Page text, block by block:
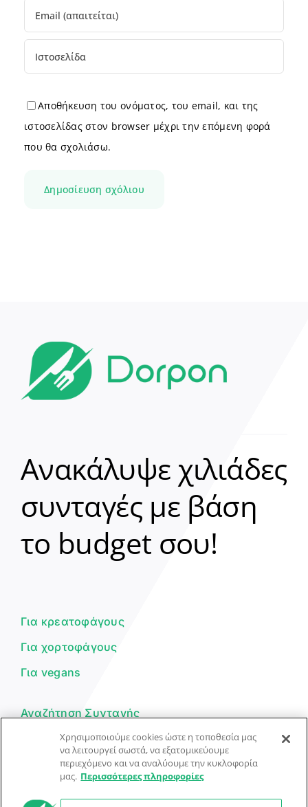
Αποθήκευση του ονόματος, του email, και της
ιστοσελίδας στον browser μέχρι την επόμενη φορά
που θα σχολιάσω.
Ανακάλυψε χιλιάδες
συνταγές με βάση
το budget σου!
Για κρεατοφάγους
Για χορτοφάγους
Για vegans
Αναζήτηση Συνταγής
Υποβολή Συνταγής
Φόρμα Επικοινωνίας
Χρησιμοποιούμε cookies ώστε η τοποθεσία μας
να λειτουργεί σωστά, να εξατομικεύουμε
περιεχόμενο και να αναλύουμε την κυκλοφορία
μας. Περισσότερες πληροφορίες